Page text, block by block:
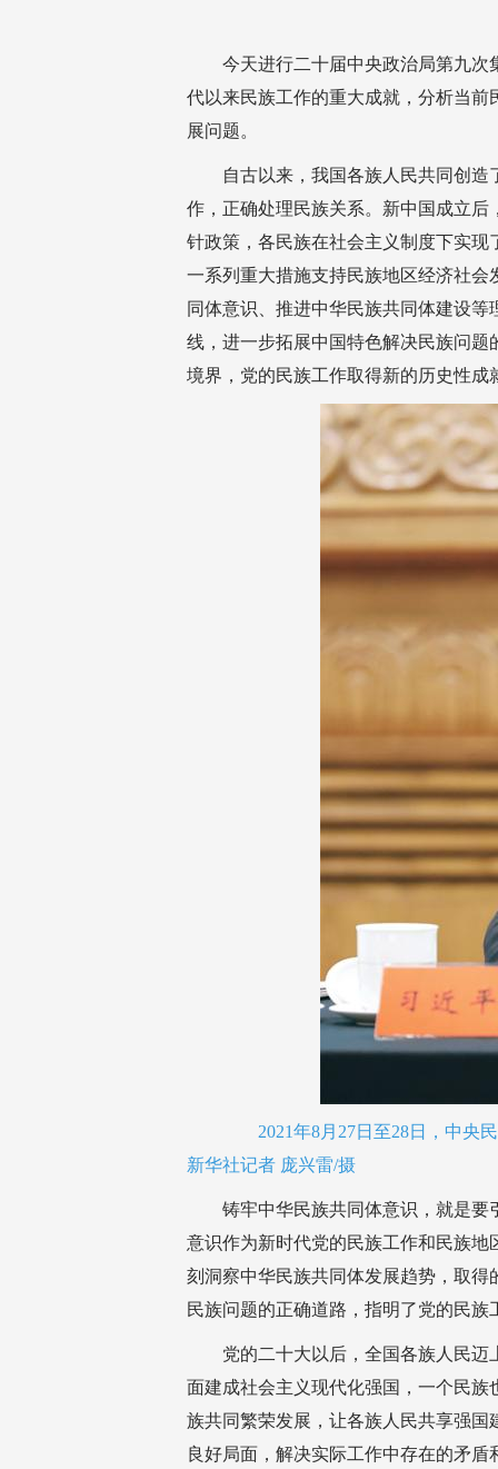
今天进行二十届中央政治局第九
代以来民族工作的重大成就，分析当
展问题。
自古以来，我国各族人民共同创
作，正确处理民族关系。新中国成立
针政策，各民族在社会主义制度下实
一系列重大措施支持民族地区经济社
同体意识、推进中华民族共同体建设
线，进一步拓展中国特色解决民族问
境界，党的民族工作取得新的历史性成
2021年8月27日至28日，中央民
新华社记者 庞兴雷/摄
铸牢中华民族共同体意识，就是
意识作为新时代党的民族工作和民族地
刻洞察中华民族共同体发展趋势，取
民族问题的正确道路，指明了党的民族
党的二十大以后，全国各族人民
面建成社会主义现代化强国，一个民
族共同繁荣发展，让各族人民共享强
良好局面，解决实际工作中存在的矛